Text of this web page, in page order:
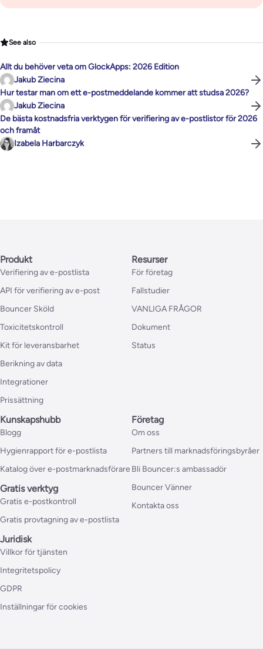
See also
Allt du behöver veta om GlockApps: 2026 Edition
Jakub Ziecina
Hur testar man om ett e-postmeddelande kommer att studsa 2026?
Jakub Ziecina
De bästa kostnadsfria verktygen för verifiering av e-postlistor för 2026
och framåt
Izabela Harbarczyk
Produkt
Verifiering av e-postlista
API för verifiering av e-post
Bouncer Sköld
Toxicitetskontroll
Kit för leveransbarhet
Berikning av data
Integrationer
Prissättning
Resurser
För företag
Fallstudier
VANLIGA FRÅGOR
Dokument
Status
Kunskapshubb
Blogg
Hygienrapport för e-postlista
Katalog över e-postmarknadsförare
Gratis verktyg
Gratis e-postkontroll
Gratis provtagning av e-postlista
Företag
Om oss
Partners till marknadsföringsbyråer
Bli Bouncer:s ambassadör
Bouncer Vänner
Kontakta oss
Juridisk
Villkor för tjänsten
Integritetspolicy
GDPR
Inställningar för cookies